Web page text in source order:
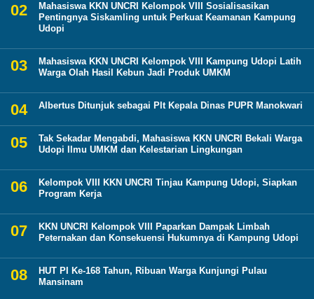
Mahasiswa KKN UNCRI Kelompok VIII Sosialisasikan
Pentingnya Siskamling untuk Perkuat Keamanan Kampung
Udopi
Mahasiswa KKN UNCRI Kelompok VIII Kampung Udopi Latih
Warga Olah Hasil Kebun Jadi Produk UMKM
Albertus Ditunjuk sebagai Plt Kepala Dinas PUPR Manokwari
Tak Sekadar Mengabdi, Mahasiswa KKN UNCRI Bekali Warga
Udopi Ilmu UMKM dan Kelestarian Lingkungan
Kelompok VIII KKN UNCRI Tinjau Kampung Udopi, Siapkan
Program Kerja
KKN UNCRI Kelompok VIII Paparkan Dampak Limbah
Peternakan dan Konsekuensi Hukumnya di Kampung Udopi
HUT PI Ke-168 Tahun, Ribuan Warga Kunjungi Pulau
Mansinam